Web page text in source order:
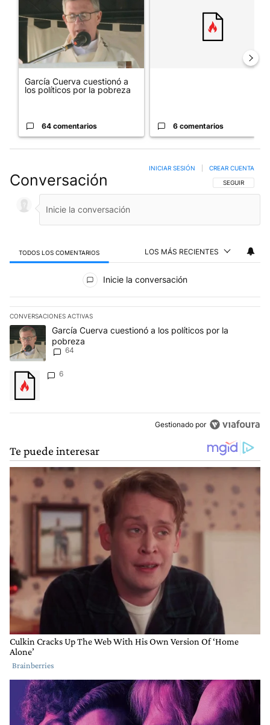
García Cuerva cuestionó a
los políticos por la pobreza
64 comentarios 6 comentarios
Conversación SIGA ESTA
SEGUIR
INICIAR SESIÓN CREAR CUENTA
TODOS LOS COMENTARIOS LOS MÁS RECIENTES
Inicie la conversación
CONVERSACIONES ACTIVAS
Este listado muestra los artículos con más comentarios en los
Un artículo de tendencia con el título "García Cuerva cuestionó
García Cuerva cuestionó a los políticos por la
pobreza
64
Un artículo de tendencia con el título "" con 6 comentarios.
6
Gestionado por